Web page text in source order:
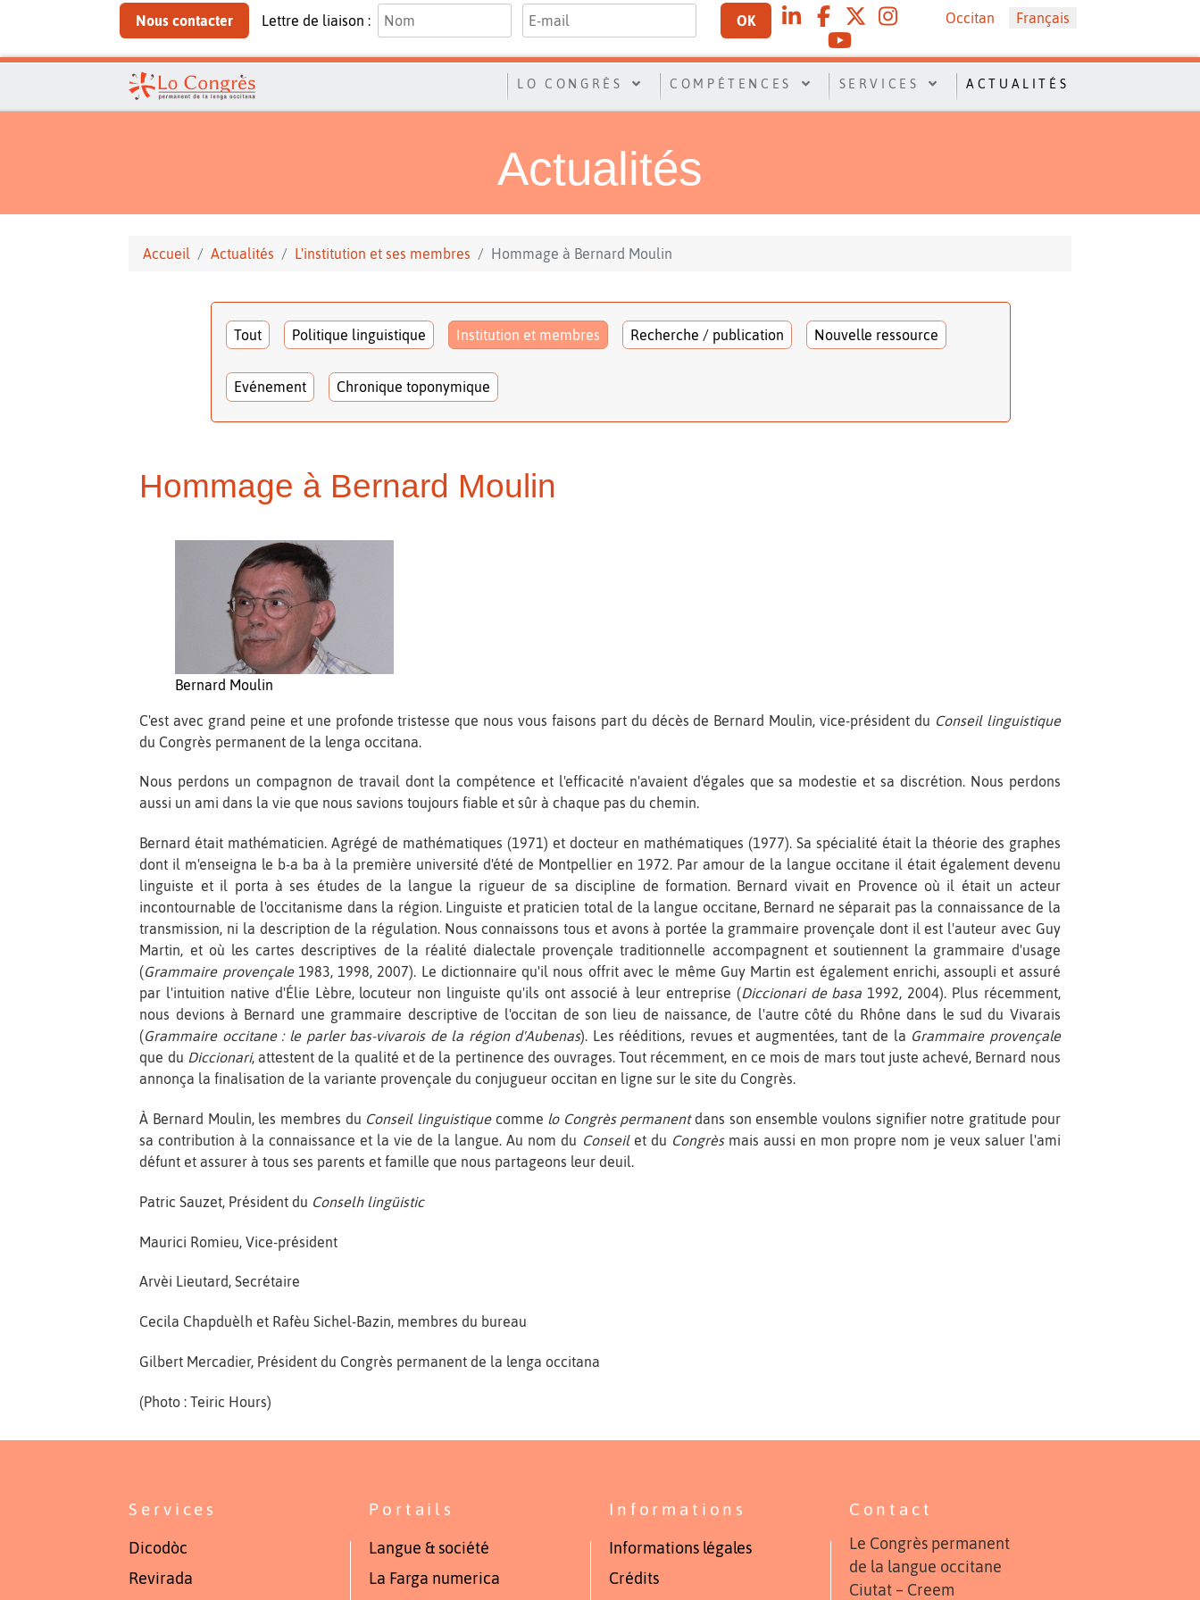
Nous contacter Lettre de liaison : OK Sélectionnez votre langue
Occitan Français
LO CONGRÈS COMPÉTENCES SERVICES ACTUALITÉS
Actualités
Accueil Actualités L'institution et ses membres Hommage à Bernard Moulin
Tout Politique linguistique Institution et membres Recherche / publication Nouvelle ressource
Evénement Chronique toponymique
Hommage à Bernard Moulin
Bernard Moulin
C'est avec grand peine et une profonde tristesse que nous vous faisons part du décès de Bernard Moulin, vice-président du Conseil linguistique
du Congrès permanent de la lenga occitana.
Nous perdons un compagnon de travail dont la compétence et l'efficacité n'avaient d'égales que sa modestie et sa discrétion. Nous perdons
aussi un ami dans la vie que nous savions toujours fiable et sûr à chaque pas du chemin.
Bernard était mathématicien. Agrégé de mathématiques (1971) et docteur en mathématiques (1977). Sa spécialité était la théorie des graphes
dont il m'enseigna le b-a ba à la première université d'été de Montpellier en 1972. Par amour de la langue occitane il était également devenu
linguiste et il porta à ses études de la langue la rigueur de sa discipline de formation. Bernard vivait en Provence où il était un acteur
incontournable de l'occitanisme dans la région. Linguiste et praticien total de la langue occitane, Bernard ne séparait pas la connaissance de la
transmission, ni la description de la régulation. Nous connaissons tous et avons à portée la grammaire provençale dont il est l'auteur avec Guy
Martin, et où les cartes descriptives de la réalité dialectale provençale traditionnelle accompagnent et soutiennent la grammaire d'usage
(Grammaire provençale1983, 1998, 2007). Le dictionnaire qu'il nous offrit avec le même Guy Martin est également enrichi, assoupli et assuré
par l'intuition native d'Élie Lèbre, locuteur non linguiste qu'ils ont associé à leur entreprise (Diccionari de basa 1992, 2004). Plus récemment,
nous devions à Bernard une grammaire descriptive de l'occitan de son lieu de naissance, de l'autre côté du Rhône dans le sud du Vivarais
(Grammaire occitane : le parler bas-vivarois de la région d'Aubenas). Les rééditions, revues et augmentées, tant de la Grammaire provençale
que du Diccionari, attestent de la qualité et de la pertinence des ouvrages. Tout récemment, en ce mois de mars tout juste achevé, Bernard nous
annonça la finalisation de la variante provençale du conjugueur occitan en ligne sur le site du Congrès.
À Bernard Moulin, les membres du Conseil linguistiquecomme lo Congrès permanentdans son ensemble voulons signifier notre gratitude pour
sa contribution à la connaissance et la vie de la langue. Au nom du Conseilet du Congrèsmais aussi en mon propre nom je veux saluer l'ami
défunt et assurer à tous ses parents et famille que nous partageons leur deuil.
Patric Sauzet, Président du Conselh lingüistic
Maurici Romieu, Vice-président
Arvèi Lieutard, Secrétaire
Cecila Chapduèlh et Rafèu Sichel-Bazin, membres du bureau
Gilbert Mercadier, Président du Congrès permanent de la lenga occitana
(Photo : Teiric Hours)
Services
Dicodòc
Revirada
Portails
Langue & société
La Farga numerica
Informations
Informations légales
Crédits
Contact
Le Congrès permanent
de la langue occitane
Ciutat – Creem